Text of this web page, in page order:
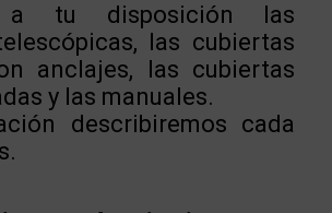
a tu disposición las
las cubiertas
anclajes, las cubiertas
y las manuales.
describiremos cada